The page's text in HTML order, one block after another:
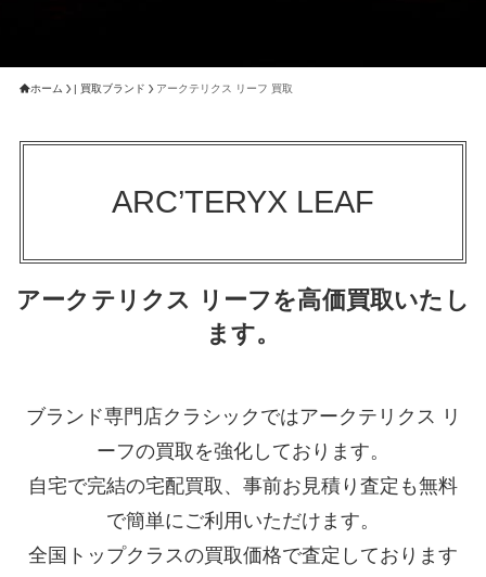
ホーム | 買取ブランド アークテリクス リーフ 買取
ARC’TERYX LEAF
アークテリクス リーフを高価買取いたし
ます。
ブランド専門店クラシックではアークテリクス リ
ーフの買取を強化しております。
自宅で完結の宅配買取、事前お見積り査定も無料
で簡単にご利用いただけます。
全国トップクラスの買取価格で査定しております